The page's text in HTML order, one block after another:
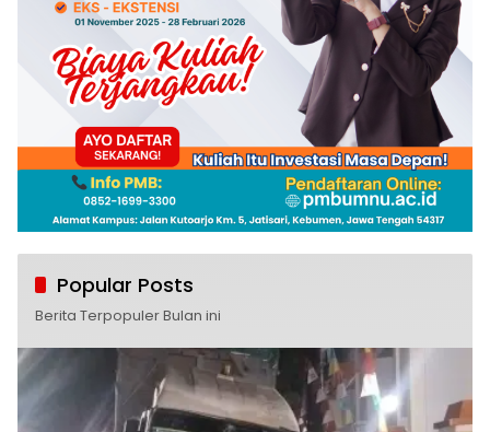
Popular Posts
Berita Terpopuler Bulan ini